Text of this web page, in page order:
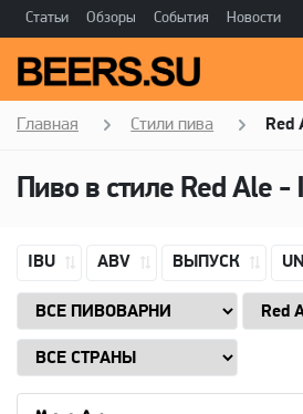
Статьи Обзоры События Новости
Главная Стили пива Red
Пиво в стиле Red Ale -
IBU ABV ВЫПУСК